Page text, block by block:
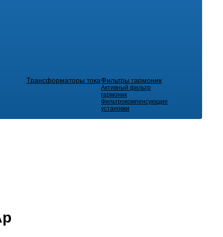
Трансформаторы токаФильтры гармоник
Активный фильтр
гармоник
Фильтрокомпенсующие
установки